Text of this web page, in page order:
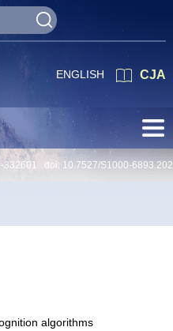
CJA
ENGLISH
332601 doi: 10.7527/S1000-
algorithms